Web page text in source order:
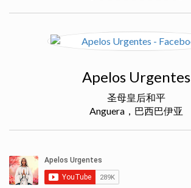
Apelos Urgentes
圣母皇后和平
Anguera，巴西巴伊亚